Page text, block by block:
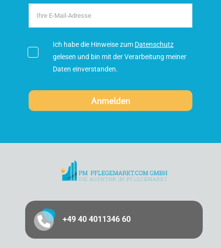
Ich habe die Hinweise zum Datenschutz
gelesen und bin mit der Verarbeitung meiner
Daten einverstanden.
+49 40 4011346 60